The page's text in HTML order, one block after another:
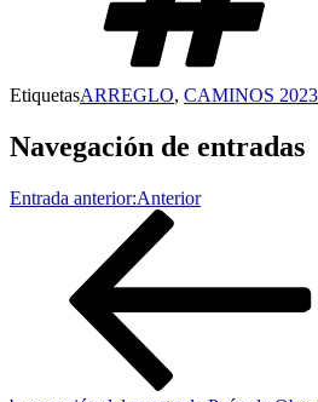
EtiquetasARREGLO, CAMINOS 2023
Navegación de entradas
Entrada anterior:Anterior